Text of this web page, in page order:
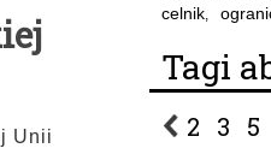
Unii
celnik,
Tagi
2 3 5